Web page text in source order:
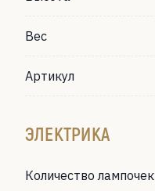
Вес
Артикул
ЭЛЕКТРИКА
Количество лампочек